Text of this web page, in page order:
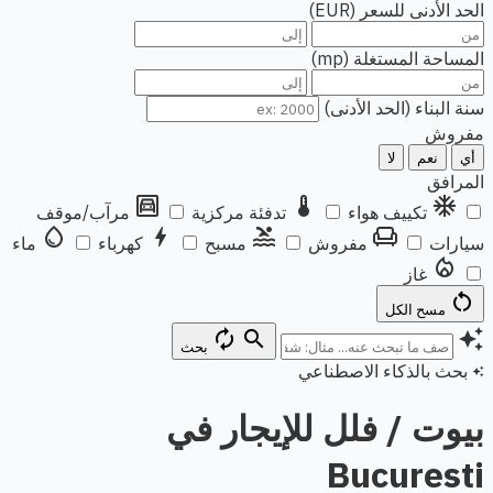
الحد الأدنى للسعر (EUR)
المساحة المستغلة (mp)
سنة البناء (الحد الأدنى)
مفروش
أي نعم لا
المرافق
ac_unit تكييف هواء thermostat تدفئة مركزية garage مرآب/موقف
سيارات
chair مفروش pool مسبح bolt كهرباء water_drop ماء
local_fire_department غاز
restart_alt
auto_awesome
search
autorenew بحث
auto_awesome بحث بالذكاء الاصطناعي
بيوت / فلل للإيجار في
Bucuresti